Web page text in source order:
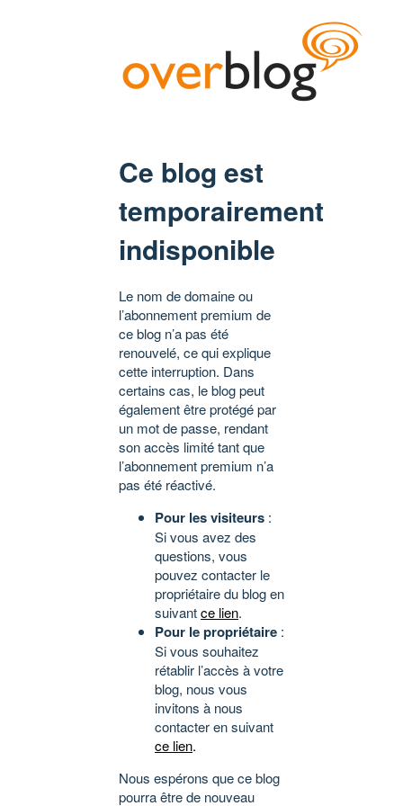
Ce blog est
temporairement
indisponible
Le nom de domaine ou
l’abonnement premium de
ce blog n’a pas été
renouvelé, ce qui explique
cette interruption. Dans
certains cas, le blog peut
également être protégé par
un mot de passe, rendant
son accès limité tant que
l’abonnement premium n’a
pas été réactivé.
Pour les visiteurs :
Si vous avez des
questions, vous
pouvez contacter le
propriétaire du blog en
suivantce lien.
Pour le propriétaire :
Si vous souhaitez
rétablir l’accès à votre
blog, nous vous
invitons à nous
contacter en suivant
ce lien.
Nous espérons que ce blog
pourra être de nouveau